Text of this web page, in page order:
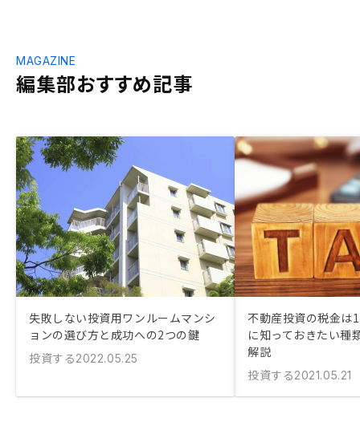
編集部おすすめ記事
MAGAZINE
失敗しない投資用ワンルームマンシ
ョンの選び方と成功への2つの鍵
投資する2022.05.25
不動産投資の税金は
に知っておきたい種
解説
投資する2021.05.21